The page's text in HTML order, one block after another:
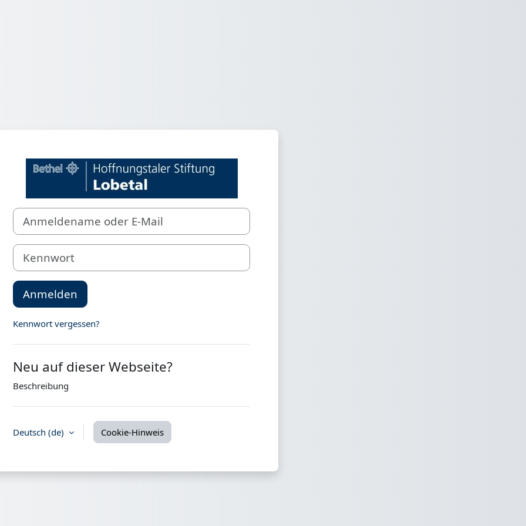
Anmelden bei 'Hoffnungstaler Stiftung Lobetal'
Anmeldename oder E-Mail
Kennwort
Anmelden
Kennwort vergessen?
Neu auf dieser Webseite?
Beschreibung
Deutsch ‎(de)‎ Cookie-Hinweis